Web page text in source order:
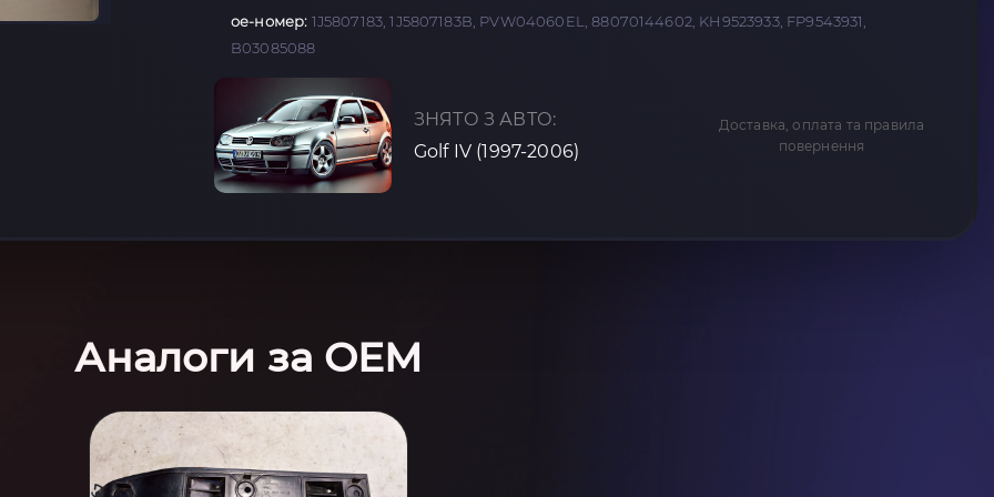
oe-номер: 1J5807183, 1J5807183B, PVW04060EL, 88070144602, KH9523933, FP9543931,
B03085088
ЗНЯТО З АВТО:
Golf IV (1997-2006)
Доставка, оплата та правила
повернення
Аналоги за OEM